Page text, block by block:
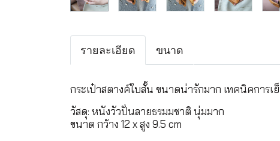
รายละเอียด ขนาด
กระเป๋าสตางค์ใบสั้น ขนาดน่ารักมาก เทคนิคกา
วัสดุ: หนังวัวปั่นลายธรมมชาติ นุ่มมาก
ขนาด กว้าง 12 x สูง 9.5 cm